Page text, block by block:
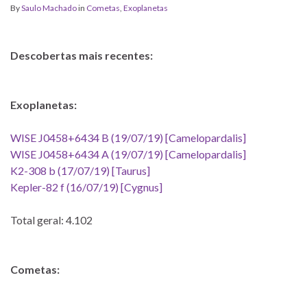
BySaulo Machadoin Cometas, Exoplanetas
Descobertas mais recentes:
Exoplanetas:
WISE J0458+6434 B (19/07/19) [Camelopardalis]
WISE J0458+6434 A (19/07/19) [Camelopardalis]
K2-308 b (17/07/19) [Taurus]
Kepler-82 f (16/07/19) [Cygnus]
Total geral: 4.102
Cometas: